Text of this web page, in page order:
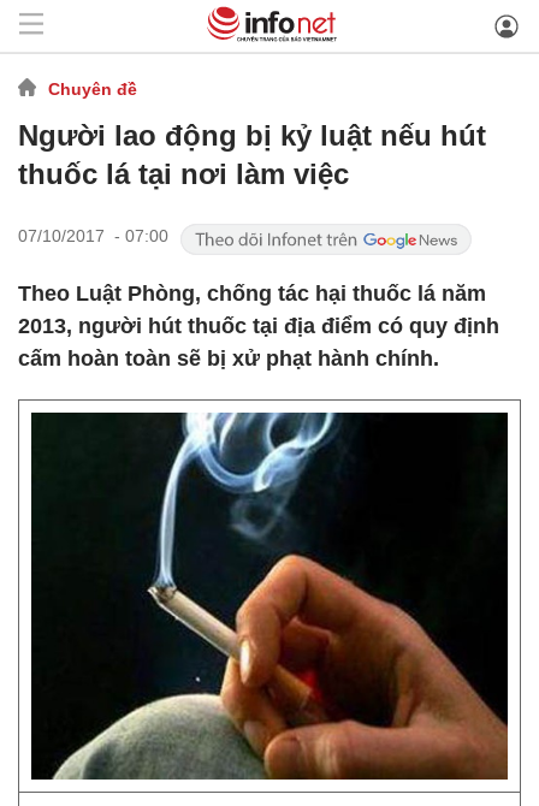
Chuyên đề
Người lao động bị kỷ luật nếu hút
thuốc lá tại nơi làm việc
07/10/2017 - 07:00
Theo Luật Phòng, chống tác hại thuốc lá năm
2013, người hút thuốc tại địa điểm có quy định
cấm hoàn toàn sẽ bị xử phạt hành chính.